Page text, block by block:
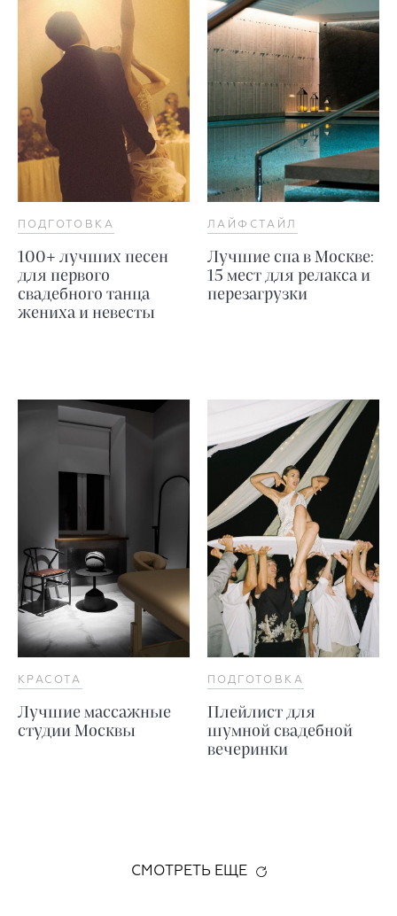
ПОДГОТОВКА
100+ лучших песен
для первого
свадебного танца
жениха и невесты
ЛАЙФСТАЙЛ
Лучшие спа в Москве:
15 мест для релакса и
перезагрузки
КРАСОТА
Лучшие массажные
студии Москвы
ПОДГОТОВКА
Плейлист для
шумной свадебной
вечеринки
СМОТРЕТЬ ЕЩЕ